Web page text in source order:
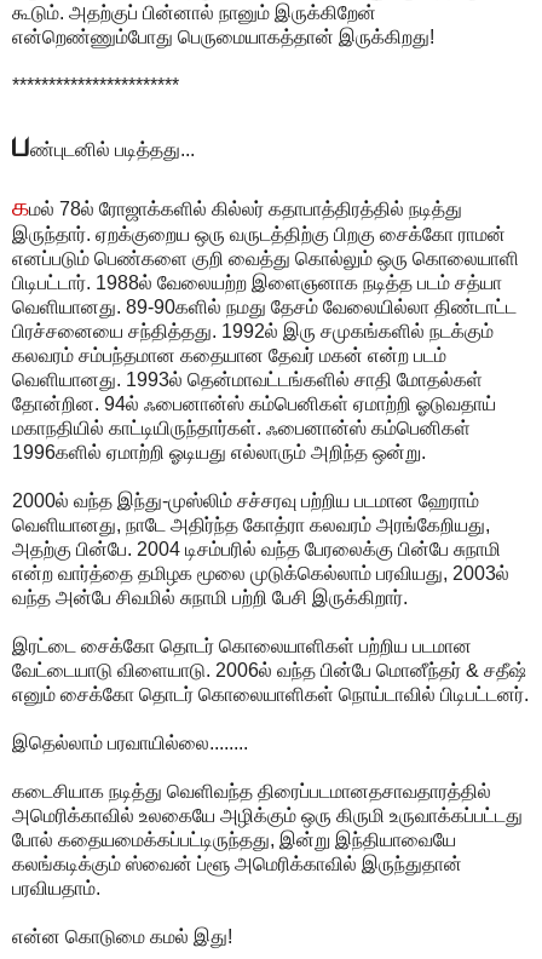
கூடும். அதற்குப் பின்னால் நானும் இருக்கிறேன்
என்றெண்ணும்போது பெருமையாகத்தான் இருக்கிறது!
***********************
பண்புடனில் படித்தது...
கமல் 78ல் ரோஜாக்களில் கில்லர் கதாபாத்திரத்தில் நடித்து
இருந்தார். ஏறக்குறைய ஒரு வருடத்திற்கு பிறகு சைக்கோ ராமன்
எனப்படும் பெண்களை குறி வைத்து கொல்லும் ஒரு கொலையாளி
பிடிபட்டார். 1988ல் வேலையற்ற இளைஞனாக நடித்த படம் சத்யா
வெளியானது. 89-90களில் நமது தேசம் வேலையில்லா திண்டாட்ட
பிரச்சனையை சந்தித்தது. 1992ல் இரு சமுகங்களில் நடக்கும்
கலவரம் சம்பந்தமான கதையான தேவர் மகன் என்ற படம்
வெளியானது. 1993ல் தென்மாவட்டங்களில் சாதி மோதல்கள்
தோன்றின. 94ல் ஃபைனான்ஸ் கம்பெனிகள் ஏமாற்றி ஓடுவதாய்
மகாநதியில் காட்டியிருந்தார்கள். ஃபைனான்ஸ் கம்பெனிகள்
1996களில் ஏமாற்றி ஓடியது எல்லாரும் அறிந்த ஒன்று.
2000ல் வந்த இந்து-முஸ்லிம் சச்சரவு பற்றிய படமான ஹேராம்
வெளியானது, நாடே அதிர்ந்த கோத்ரா கலவரம் அரங்கேறியது,
அதற்கு பின்பே. 2004 டிசம்பரில் வந்த பேரலைக்கு பின்பே சுநாமி
என்ற வார்த்தை தமிழக மூலை முடுக்கெல்லாம் பரவியது, 2003ல்
வந்த அன்பே சிவமில் சுநாமி பற்றி பேசி இருக்கிறார்.
இரட்டை சைக்கோ தொடர் கொலையாளிகள் பற்றிய படமான
வேட்டையாடு விளையாடு. 2006ல் வந்த பின்பே மொனீந்தர் & சதீஷ்
எனும் சைக்கோ தொடர் கொலையாளிகள் நொய்டாவில் பிடிபட்டனர்.
இதெல்லாம் பரவாயில்லை........
கடைசியாக நடித்து வெளிவந்த திரைப்படமானதசாவதாரத்தில்
அமெரிக்காவில் உலகையே அழிக்கும் ஒரு கிருமி உருவாக்கப்பட்டது
போல் கதையமைக்கப்பட்டிருந்தது, இன்று இந்தியாவையே
கலங்கடிக்கும் ஸ்வைன் ப்ளூ அமெரிக்காவில் இருந்துதான்
பரவியதாம்.
என்ன கொடுமை கமல் இது!